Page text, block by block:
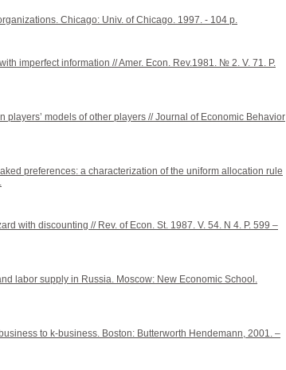
Chicago: Univ. of Chicago. 1997. - 104 p.
imperfect information // Amer. Econ. Rev.1981. № 2. V. 71. P.
players’ models of other players // Journal of Economic Behavior
preferences: a characterization of the uniform allocation rule
with discounting // Rev. of Econ. St. 1987. V. 54. N 4. P. 599 –
labor supply in Russia. Moscow: New Economic School.
to k-business. Boston: Butterworth Hendemann, 2001. –